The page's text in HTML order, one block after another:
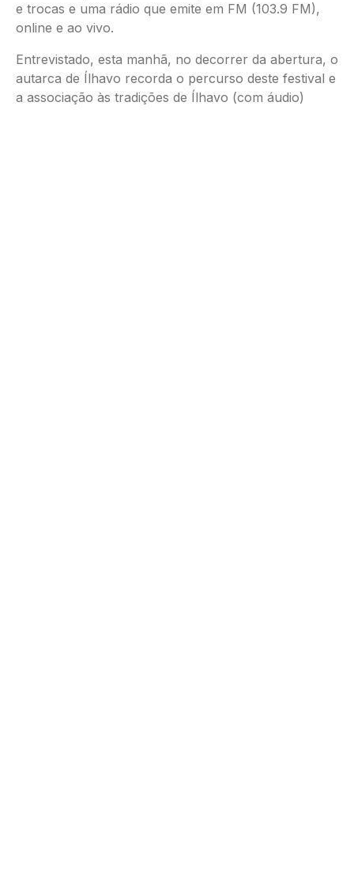
e trocas e uma rádio que emite em FM (103.9 FM),
online e ao vivo.
Entrevistado, esta manhã, no decorrer da abertura, o
autarca de Ílhavo recorda o percurso deste festival e
a associação às tradições de Ílhavo (com áudio)